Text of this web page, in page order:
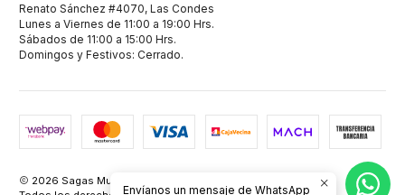
Renato Sánchez #4070, Las Condes
Lunes a Viernes de 11:00 a 19:00 Hrs.
Sábados de 11:00 a 15:00 Hrs.
Domingos y Festivos: Cerrado.
2026 Sagas Music Shop Instrumentos Musicales.
Envíanos un mensaje de WhatsApp